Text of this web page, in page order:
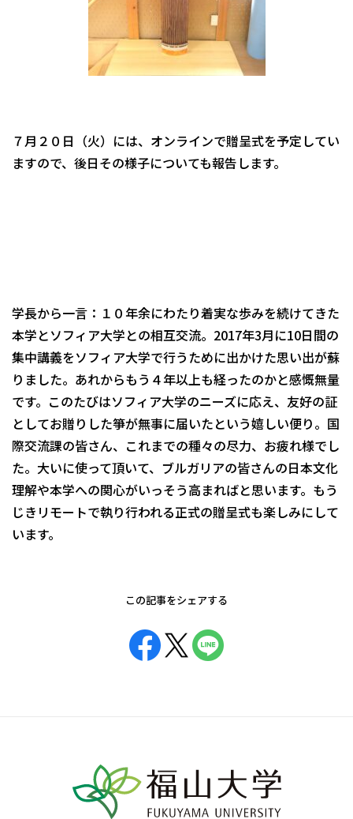
７月２０日（火）には、オンラインで贈呈式を予定してい
ますので、後日その様子についても報告します。
学長から一言：１０年余にわたり着実な歩みを続けてきた
本学とソフィア大学との相互交流。2017年3月に10日間の
集中講義をソフィア大学で行うために出かけた思い出が蘇
りました。あれからもう４年以上も経ったのかと感慨無量
です。このたびはソフィア大学のニーズに応え、友好の証
としてお贈りした箏が無事に届いたという嬉しい便り。国
際交流課の皆さん、これまでの種々の尽力、お疲れ様でし
た。大いに使って頂いて、ブルガリアの皆さんの日本文化
理解や本学への関心がいっそう高まればと思います。もう
じきリモートで執り行われる正式の贈呈式も楽しみにして
います。
この記事をシェアする